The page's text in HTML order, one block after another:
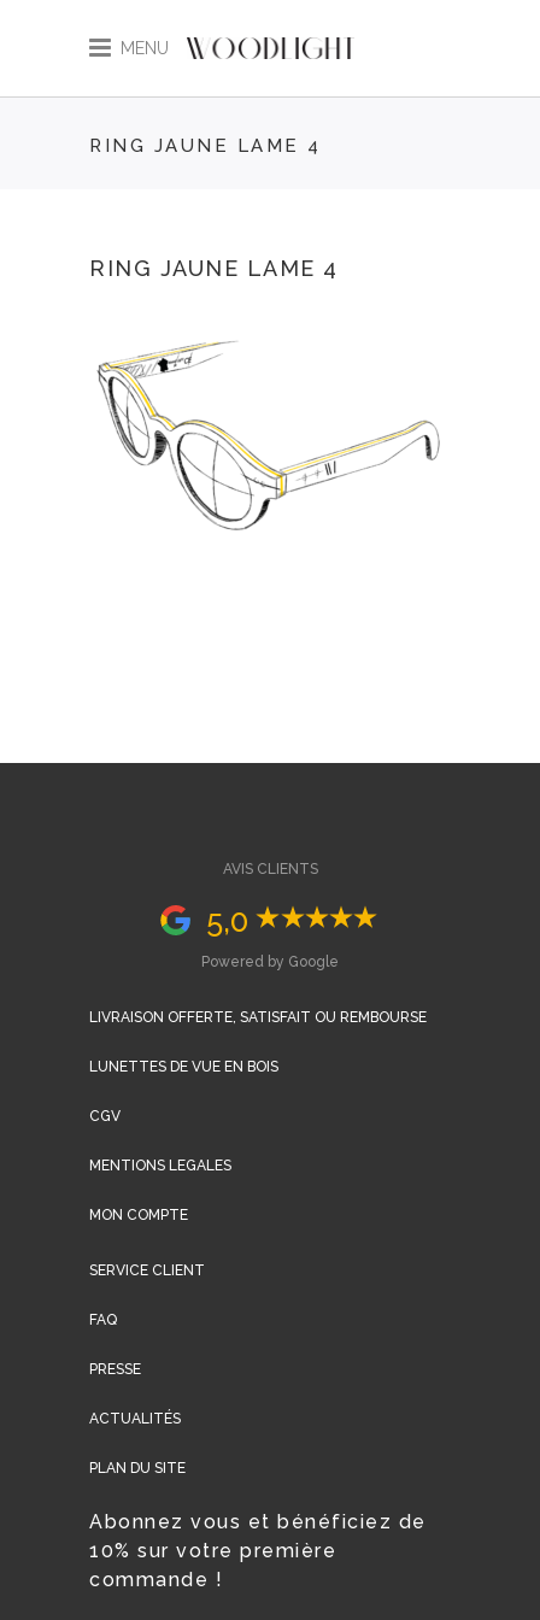
MENU
RING JAUNE LAME 4
RING JAUNE LAME 4
AVIS CLIENTS
5,0
Powered by Google
LIVRAISON OFFERTE, SATISFAIT OU REMBOURSE
LUNETTES DE VUE EN BOIS
CGV
MENTIONS LEGALES
MON COMPTE
SERVICE CLIENT
FAQ
PRESSE
ACTUALITÉS
PLAN DU SITE
Abonnez vous et bénéficiez de
10% sur votre première
commande !